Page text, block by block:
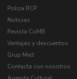
Poliza RCP
Noticias
Revista CoMB
Ventajas y descuentos
Grup Med
Contacta con nosotros